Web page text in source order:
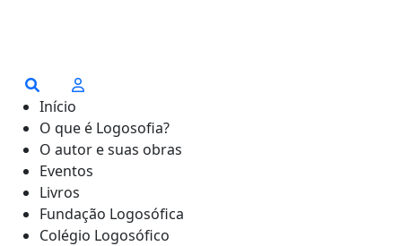
Início
O que é Logosofia?
O autor e suas obras
Eventos
Livros
Fundação Logosófica
Colégio Logosófico